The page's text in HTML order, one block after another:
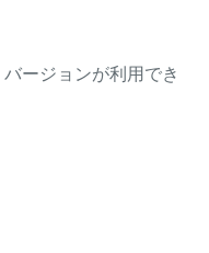
バージョンが利用でき